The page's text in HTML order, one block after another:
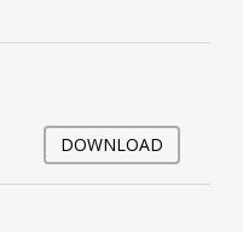
DOWNLOAD